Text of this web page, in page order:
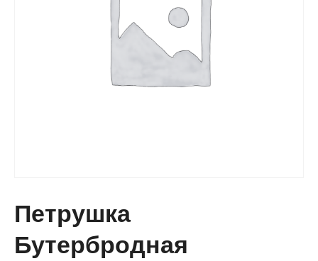
Петрушка
Бутербродная